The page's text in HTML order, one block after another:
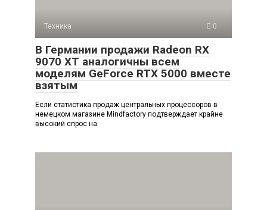
Техника 0
В Германии продажи Radeon RX
9070 XT аналогичны всем
моделям GeForce RTX 5000 вместе
взятым
Если статистика продаж центральных процессоров в
немецком магазине Mindfactory подтверждает крайне
высокий спрос на